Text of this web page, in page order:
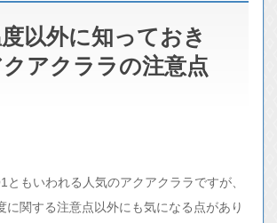
以外に知っておき
アクララの注意点
ともいわれる人気のアクアクララですが、
に関する注意点以外にも気になる点があり